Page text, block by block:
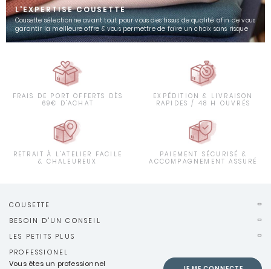
L'EXPERTISE COUSETTE
Cousette sélectionne avant tout pour vous des tissus de qualité afin de vous
garantir la meilleure offre & vous permettre de faire un choix sans risque
FRAIS DE PORT OFFERTS DÈS
69€ D'ACHAT
EXPÉDITION & LIVRAISON
RAPIDES / 48 H OUVRÉS
RETRAIT À L'ATELIER FACILE
& CHALEUREUX
PAIEMENT SÉCURISÉ &
ACCOMPAGNEMENT ASSURÉ
COUSETTE
BESOIN D'UN CONSEIL
LES PETITS PLUS
PROFESSIONEL
Vous êtes un professionnel